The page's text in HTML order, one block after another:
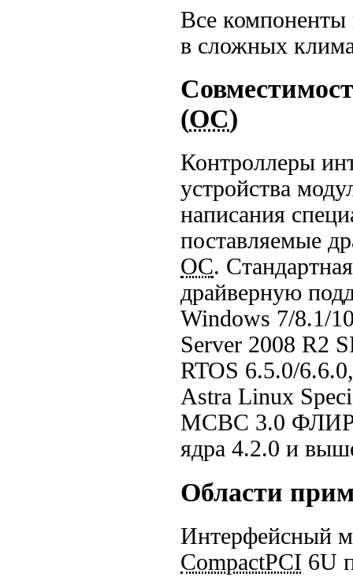
Все компоненты
в сложных
(ОС)
Контроллеры
устройства
написания
поставляемые
ОС.
драйверную
Windows 7/8.1/
Server 2008 R2
RTOS 6.5.0/
Astra Linux
МСВС 3.0
ядра 4.2.0 и
Области
Интерфейсный
CompactPCI 6U